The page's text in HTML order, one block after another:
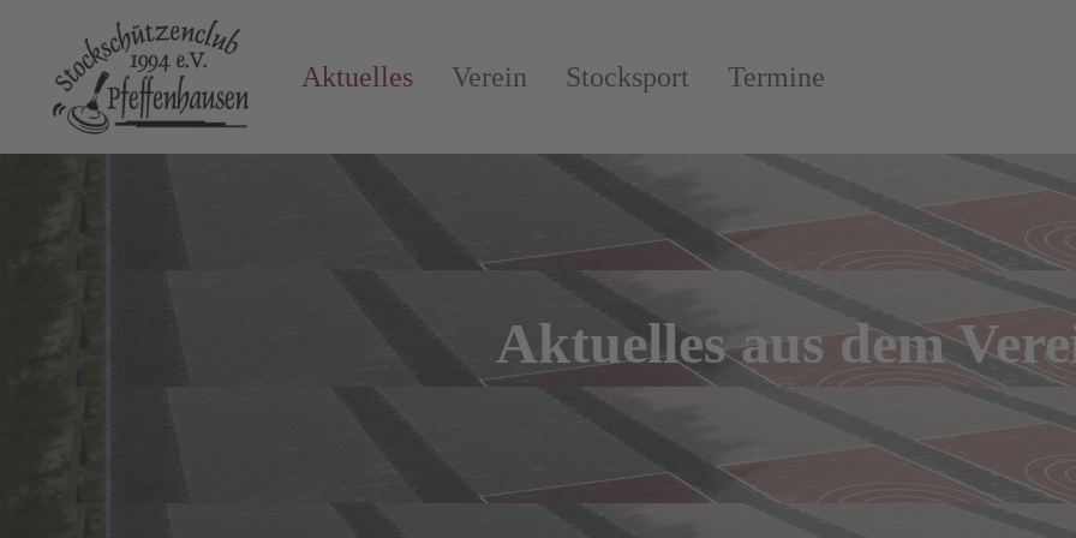
Aktuelles Verein Stocksport Termine
Aktuelles aus dem